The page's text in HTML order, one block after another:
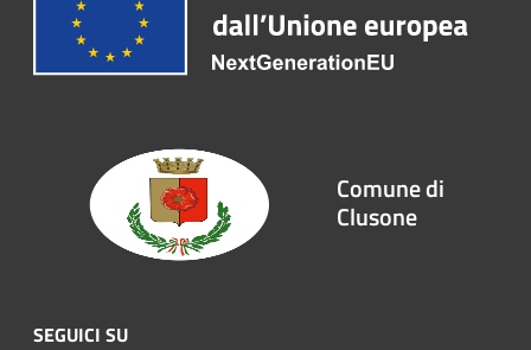
Comune di
Clusone
SEGUICI SU